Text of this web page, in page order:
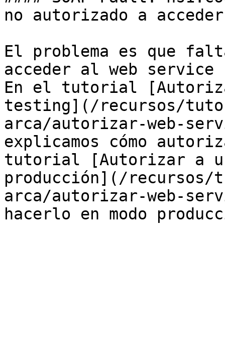
no autorizado a
El problema es que
acceder al web
En el tutorial
testing](/recursos/
arca/autorizar-web-
explicamos cómo
tutorial [Autorizar a
producción](/
arca/autorizar-web-